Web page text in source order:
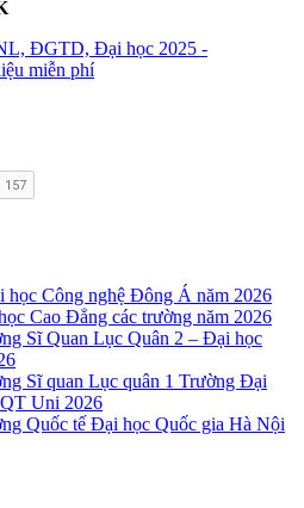
ĐGTD, Đại học 2025 -
miễn phí
học Công nghệ Đông Á năm 2026
Cao Đẳng các trường năm 2026
Sĩ Quan Lục Quân 2 – Đại học
Sĩ quan Lục quân 1 Trường Đại
Uni 2026
Quốc tế Đại học Quốc gia Hà Nội